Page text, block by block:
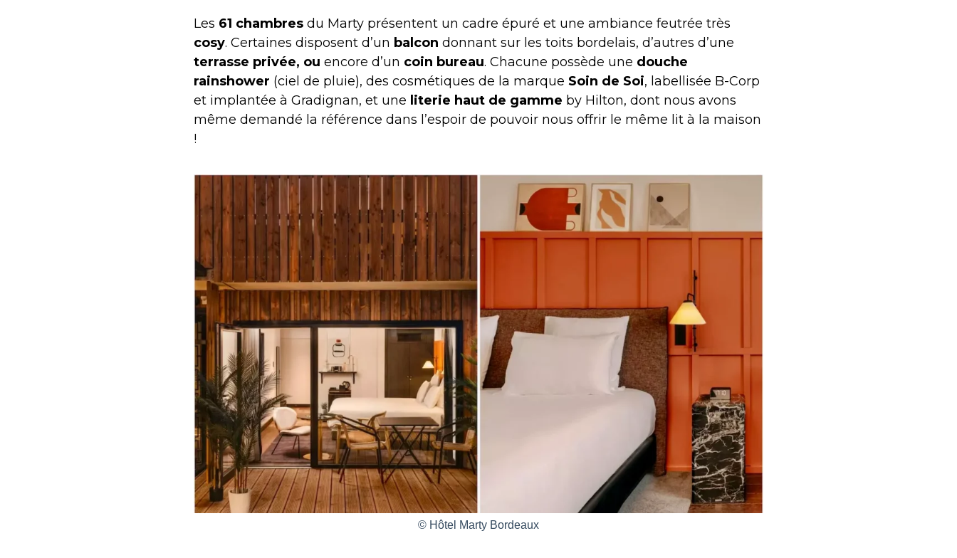
Les 61 chambres du Marty présentent un cadre épuré et une ambiance feutrée très
cosy. Certaines disposent d’un balcon donnant sur les toits bordelais, d’autres d’une
terrasse privée, ou encore d’un coin bureau. Chacune possède une douche
rainshower (ciel de pluie), des cosmétiques de la marque Soin de Soi, labellisée B-Corp
et implantée à Gradignan, et une literie haut de gamme by Hilton, dont nous avons
même demandé la référence dans l’espoir de pouvoir nous offrir le même lit à la maison
!
© Hôtel Marty Bordeaux